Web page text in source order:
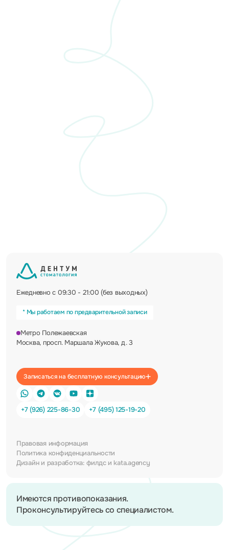
Ежедневно с 09:30 - 21:00 (без выходных)
* Мы работаем по предварительной записи
Записаться на бесплатную консультацию
+7 (926) 225-86-30 +7 (495) 125-19-20
Метро Полежаевская
Москва, просп. Маршала Жукова, д. 3
Правовая информация
Политика конфиденциальности
Дизайн и разработка: филдси kata.agency
Имеются противопоказания.
Проконсультируйтесь со специалистом.